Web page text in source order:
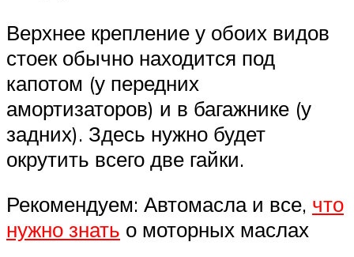
Верхнее крепление у обоих видов
стоек обычно находится под
капотом (у передних
амортизаторов) и в багажнике (у
задних). Здесь нужно будет
окрутить всего две гайки.
Рекомендуем: Автомасла и все, что
нужно знать о моторных маслах